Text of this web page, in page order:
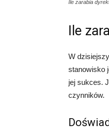
Ile zarabia
Ile
W
stanowisko
jej sukces.
czynników.